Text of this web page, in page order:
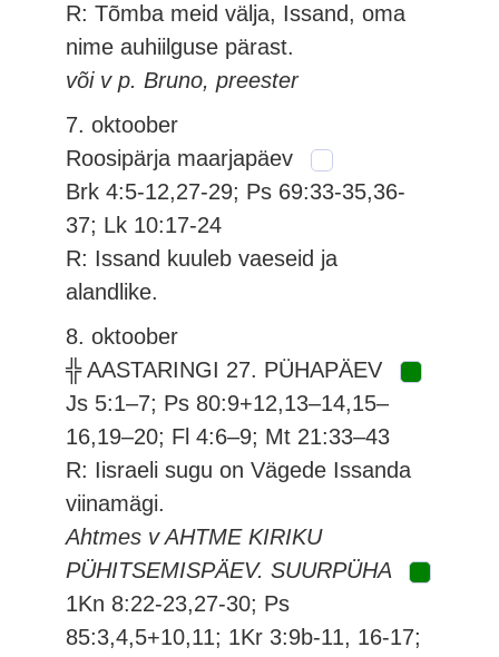
R: Tõmba meid välja, Issand, oma
nime auhiilguse pärast.
või v p. Bruno, preester
7. oktoober
Roosipärja maarjapäev
Brk 4:5-12,27-29; Ps 69:33-35,36-
37; Lk 10:17-24
R: Issand kuuleb vaeseid ja
alandlike.
8. oktoober
╬ AASTARINGI 27. PÜHAPÄEV
Js 5:1–7; Ps 80:9+12,13–14,15–
16,19–20; Fl 4:6–9; Mt 21:33–43
R: Iisraeli sugu on Vägede Issanda
viinamägi.
Ahtmes v AHTME KIRIKU
PÜHITSEMISPÄEV. SUURPÜHA
1Kn 8:22-23,27-30; Ps
85:3,4,5+10,11; 1Kr 3:9b-11, 16-17;